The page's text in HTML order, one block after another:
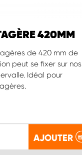
420MM
de 420 mm de
peut se fixer sur nos
Idéal pour
AJOUTER